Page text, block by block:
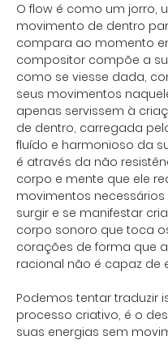
O flow é como um jorro,
movimento de dentro
compara ao momento
compositor compõe a
como se viesse dada,
seus movimentos
apenas servissem à
de dentro, carregada
fluído e harmonioso da
é através da não
corpo e mente que ele
movimentos
surgir e se manifestar
corpo sonoro que toca
corações de forma que
racional não é capaz de
Podemos tentar traduzir
processo criativo, é o
suas energias sem